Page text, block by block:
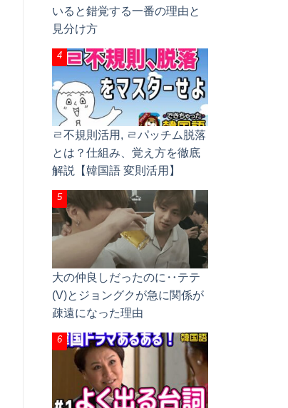
いると錯覚する一番の理由と
見分け方
ㄹ不規則活用, ㄹパッチム脱落
とは？仕組み、覚え方を徹底
解説【韓国語 変則活用】
大の仲良しだったのに‥テテ
(V)とジョングクが急に関係が
疎遠になった理由